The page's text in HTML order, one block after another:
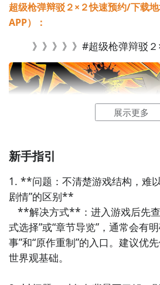
好了，小编为大家大家提供了这
弹辩驳２×２最为直接方法哦，不
知道呢？想要了解更多精彩内容，
超级枪弹辩驳２×２快速预约/下载
APP）：
》》》》》#超级枪弹辩驳
展示更多
新手指引
1. **问题：不清楚游戏结构，难
剧情”的区别**
式选择”或“章节导览”，通常会有
事”和“原作重制”的入口。建议优
世界观基础。